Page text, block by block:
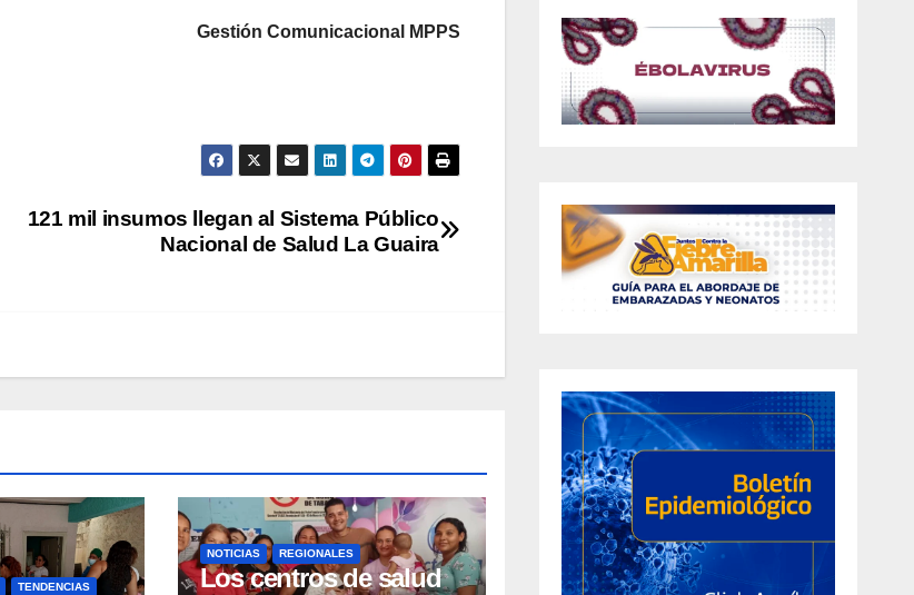
Gestión Comunicacional MPPS
121 mil insumos llegan al Sistema Público
Nacional de Salud La Guaira
TENDENCIAS
NOTICIAS REGIONALES
Los centros de salud